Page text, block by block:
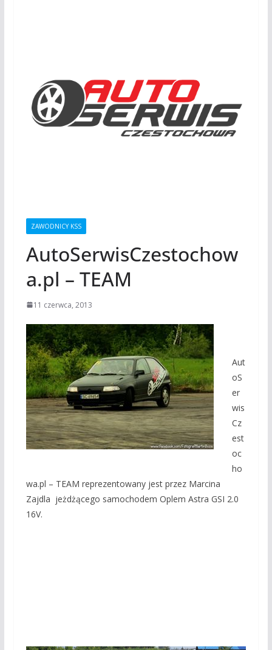
ZAWODNICY KSS
AutoSerwisCzestochow
a.pl – TEAM
11 czerwca, 2013
Aut
oS
er
wis
Cz
est
oc
ho
wa.pl – TEAM reprezentowany jest przez Marcina
Zajdla jeżdżącego samochodem Oplem Astra GSI 2.0
16V.